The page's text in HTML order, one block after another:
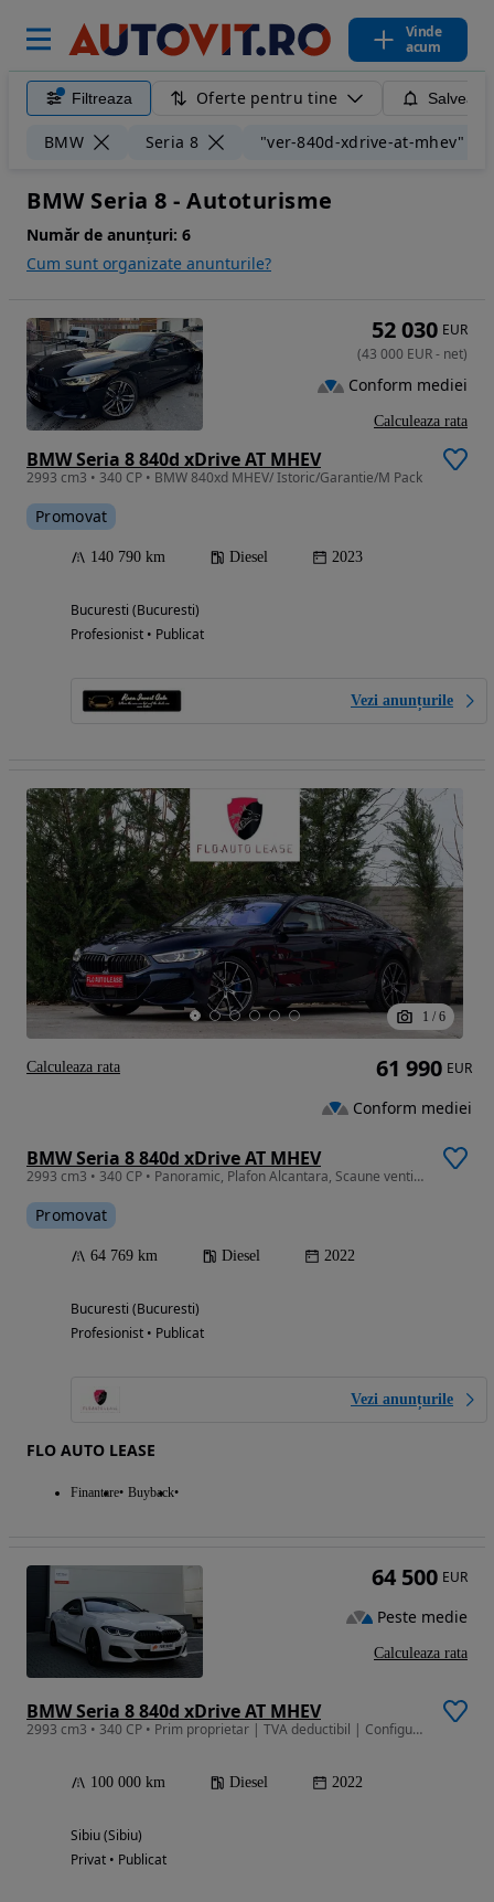
Vinde
acum
Filtreaza Oferte pentru tine
BMW Seria 8 "ver-840d-xdrive-at-mhev"
BMW Seria 8 - Autoturisme
Număr de anunțuri: 6
Cum sunt organizate anunturile?
BMW Seria 8 840d xDrive AT MHEV
2993 cm3 • 340 CP • BMW 840xd MHEV/ Istoric/Garantie/M Pack
Promovat
140 790 km Diesel 2023
Bucuresti (Bucuresti)
Profesionist • Publicat
Vezi anunțurile
52 030 EUR
(43 000 EUR- net)
Conform mediei
Calculeaza rata
1 / 6
BMW Seria 8 840d xDrive AT MHEV
2993 cm3 • 340 CP • Panoramic, Plafon Alcantara, Scaune ventilate,Faruri Laser, Soft-Close
Promovat
64 769 km Diesel 2022
Bucuresti (Bucuresti)
Profesionist • Publicat
Vezi anunțurile
FLO AUTO LEASE
Finantare Buyback
61 990 EUR
Conform mediei
Calculeaza rata
BMW Seria 8 840d xDrive AT MHEV
2993 cm3 • 340 CP • Prim proprietar | TVA deductibil | Configurație 140.000 € | Bowers & W
100 000 km Diesel 2022
Sibiu (Sibiu)
Privat • Publicat
64 500 EUR
Peste medie
Calculeaza rata